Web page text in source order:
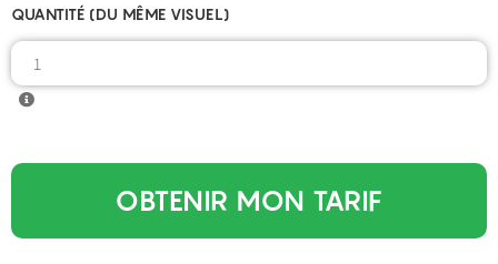
QUANTITÉ (DU MÊME VISUEL)
OBTENIR MON TARIF